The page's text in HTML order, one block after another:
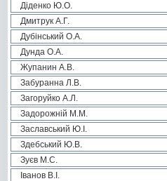
Діденко Ю.О.
Дмитрук А.Г.
Дубінський О.А.
Дунда О.А.
Жупанин А.В.
Забуранна Л.В.
Загоруйко А.Л.
Задорожній М.М.
Заславський Ю.І.
Здебський Ю.В.
Зуєв М.С.
Іванов В.І.